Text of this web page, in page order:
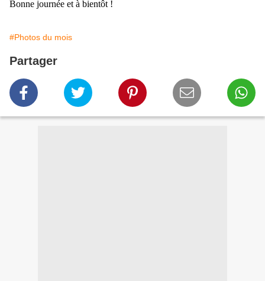
Bonne journée et à bientôt !
#Photos du mois
Partager